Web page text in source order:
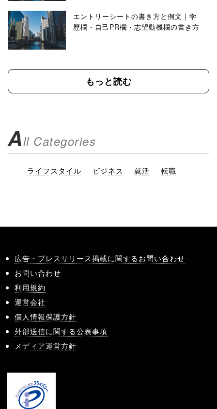
エントリーシートの書き方と例文｜学
歴欄・自己PR欄・志望動機欄の書き方
もっと読む
All Categories
ライフスタイル ビジネス 就活 転職
広告・プレスリリース掲載に関するお問い合わせ
お問い合わせ
利用規約
運営会社
個人情報保護方針
外部送信に関する公表事項
メディア運営方針